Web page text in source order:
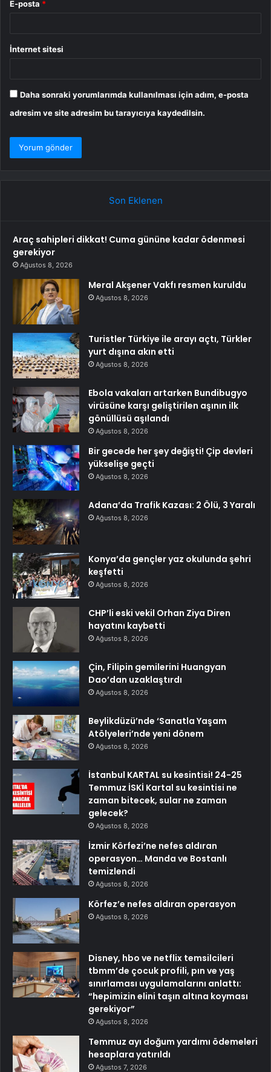
E-posta *
İnternet sitesi
Daha sonraki yorumlarımda kullanılması için adım, e-posta
adresim ve site adresim bu tarayıcıya kaydedilsin.
Son Eklenen
Araç sahipleri dikkat! Cuma gününe kadar ödenmesi
gerekiyor
Ağustos 8, 2026
Meral Akşener Vakfı resmen kuruldu
Ağustos 8, 2026
Turistler Türkiye ile arayı açtı, Türkler
yurt dışına akın etti
Ağustos 8, 2026
Ebola vakaları artarken Bundibugyo
virüsüne karşı geliştirilen aşının ilk
gönüllüsü aşılandı
Ağustos 8, 2026
Bir gecede her şey değişti! Çip devleri
yükselişe geçti
Ağustos 8, 2026
Adana’da Trafik Kazası: 2 Ölü, 3 Yaralı
Ağustos 8, 2026
Konya’da gençler yaz okulunda şehri
keşfetti
Ağustos 8, 2026
CHP’li eski vekil Orhan Ziya Diren
hayatını kaybetti
Ağustos 8, 2026
Çin, Filipin gemilerini Huangyan
Dao’dan uzaklaştırdı
Ağustos 8, 2026
Beylikdüzü’nde ‘Sanatla Yaşam
Atölyeleri’nde yeni dönem
Ağustos 8, 2026
İstanbul KARTAL su kesintisi! 24-25
Temmuz İSKİ Kartal su kesintisi ne
zaman bitecek, sular ne zaman
gelecek?
Ağustos 8, 2026
İzmir Körfezi’ne nefes aldıran
operasyon… Manda ve Bostanlı
temizlendi
Ağustos 8, 2026
Körfez’e nefes aldıran operasyon
Ağustos 8, 2026
Disney, hbo ve netflix temsilcileri
tbmm’de çocuk profili, pın ve yaş
sınırlaması uygulamalarını anlattı:
“hepimizin elini taşın altına koyması
gerekiyor”
Ağustos 8, 2026
Temmuz ayı doğum yardımı ödemeleri
hesaplara yatırıldı
Ağustos 7, 2026